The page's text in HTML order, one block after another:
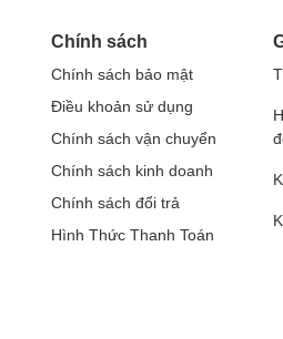
Chính sách
Chính sách bảo mật
Điều khoản sử dụng
Chính sách vận chuyển
Chính sách kinh doanh
Chính sách đổi trả
Hình Thức Thanh Toán